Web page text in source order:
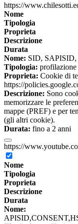
https://
Nome
Tipologia
Proprieta
Descrizione
Durata
Nome: SID,
Tipologia: profilazione
Proprieta: Cookie di
https://
Descrizione: Sono
memorizzare le
mappe (PREF) e per
(gli altri cookie).
Durata: fino a 2 anni
https://
Nome
Tipologia
Proprieta
Descrizione
Durata
Nome: